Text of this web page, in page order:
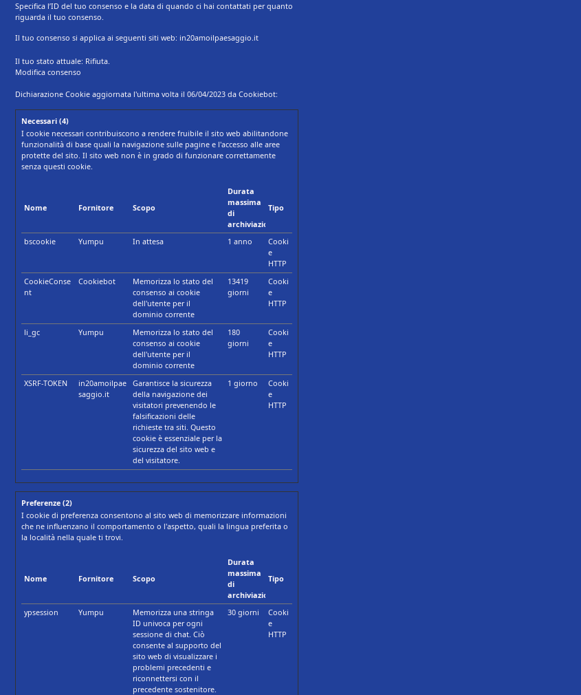
Specifica l’ID del tuo consenso e la data di quando ci hai contattati per quanto
riguarda il tuo consenso.
Il tuo consenso si applica ai seguenti siti web: in20amoilpaesaggio.it
Il tuo stato attuale: Rifiuta.
Modifica consenso
Dichiarazione Cookie aggiornata l'ultima volta il 06/04/2023 da Cookiebot:
Necessari (4)
I cookie necessari contribuiscono a rendere fruibile il sito web abilitandone
funzionalità di base quali la navigazione sulle pagine e l'accesso alle aree
protette del sito. Il sito web non è in grado di funzionare correttamente
senza questi cookie.
Nome Fornitore Scopo
Durata
massima
di
archiviazione
Tipo
bscookie Yumpu In attesa 1 anno
Cooki
e
HTTP
CookieConse
nt
Cookiebot
Memorizza lo stato del
consenso ai cookie
dell'utente per il
dominio corrente
13419
giorni
Cooki
e
HTTP
li_gc Yumpu
Memorizza lo stato del
consenso ai cookie
dell'utente per il
dominio corrente
180
giorni
Cooki
e
HTTP
XSRF-TOKEN
in20amoilpae
saggio.it
Garantisce la sicurezza
della navigazione dei
visitatori prevenendo le
falsificazioni delle
richieste tra siti. Questo
cookie è essenziale per la
sicurezza del sito web e
del visitatore.
1 giorno
Cooki
e
HTTP
Preferenze (2)
I cookie di preferenza consentono al sito web di memorizzare informazioni
che ne influenzano il comportamento o l'aspetto, quali la lingua preferita o
la località nella quale ti trovi.
Nome Fornitore Scopo
Durata
massima
di
archiviazione
Tipo
ypsession Yumpu
Memorizza una stringa
ID univoca per ogni
sessione di chat. Ciò
consente al supporto del
sito web di visualizzare i
problemi precedenti e
riconnettersi con il
precedente sostenitore.
30 giorni
Cooki
e
HTTP